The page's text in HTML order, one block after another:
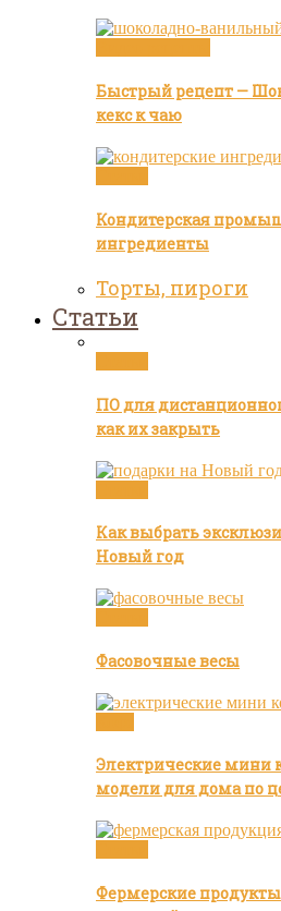
Быстрый рецепт —
кекс к чаю
Кондитерская
ингредиенты
Торты, пироги
Статьи
ПО для
как их закрыть
Как выбрать
Новый год
Фасовочные весы
Электрические мини
модели для дома по
Фермерские продукты